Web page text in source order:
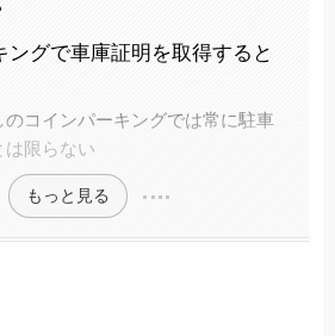
ングで車庫証明を取得すると
のコインパーキングでは常に駐車
は限らない
もっと見る